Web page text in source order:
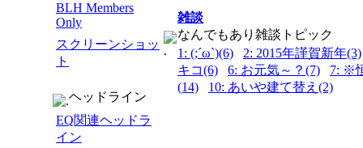
BLH Members
Only
スクリーンショッ
ト
ヘッドライン
EQ関連ヘッドラ
イン
雑談
なんでもあり雑談トピック
1: (;´ω`)(6)
2: 2015年謹賀新年(3)
キコ(6)
6: お元気～？(7)
7: ※
(14)
10: あいや建て替え(2)